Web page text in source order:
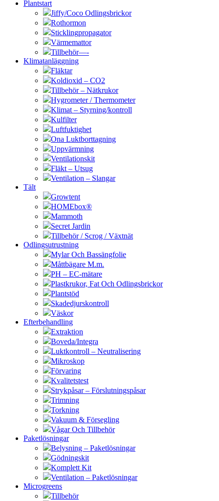
Plantstart
Jiffy/Coco Odlingsbrickor
Rothormon
Sticklingpropagator
Värmemattor
Tillbehör—-
Klimatanläggning
Fläktar
Koldioxid – CO2
Tillbehör – Nätkrukor
Hygrometer / Thermometer
Klimat – Styrning/kontroll
Kulfilter
Luftfuktighet
Ona Luktborttagning
Uppvärmning
Ventilationskit
Fläkt – Utsug
Ventilation – Slangar
Tält
Growtent
HOMEbox®
Mammoth
Secret Jardin
Tillbehör / Scrog / Växtnät
Odlingsutrustning
Mylar Och Bassängfolie
Måttbägare M.m.
PH – EC-mätare
Plastkrukor, Fat Och Odlingsbrickor
Plantstöd
Skadedjurskontroll
Väskor
Efterbehandling
Extraktion
Boveda/Integra
Luktkontroll – Neutralisering
Mikroskop
Förvaring
Kvalitetstest
Strykpåsar – Förslutningspåsar
Trimning
Torkning
Vakuum & Försegling
Vågar Och Tillbehör
Paketlösningar
Belysning – Paketlösningar
Gödningskit
Komplett Kit
Ventilation – Paketlösningar
Microgreens
Tillbehör